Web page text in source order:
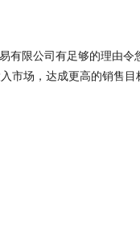
有限公司有足够的理由令
市场，达成更高的销售目